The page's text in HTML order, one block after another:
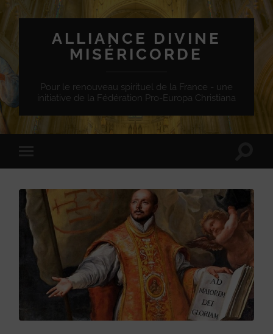
ALLIANCE DIVINE
MISÉRICORDE
Pour le renouveau spirituel de la France - une
initiative de la Fédération Pro-Europa Christiana
mobile